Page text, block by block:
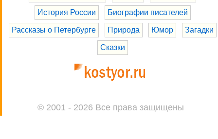
История России Биографии писателей
Рассказы о Петербурге Природа Юмор Загадки
Сказки
© 2001 - 2026 Все права защищены